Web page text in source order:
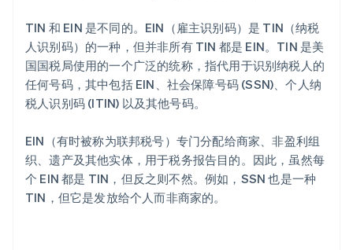
TIN 和 EIN 是不同的。EIN（雇主识别码）是 TIN（纳税
人识别码）的一种，但并非所有 TIN 都是 EIN。TIN 是美
国国税局使用的一个广泛的统称，指代用于识别纳税人的
任何号码，其中包括 EIN、社会保障号码 (SSN)、个人纳
税人识别码 (ITIN) 以及其他号码。
EIN（有时被称为联邦税号）专门分配给商家、非盈利组
织、遗产及其他实体，用于税务报告目的。因此，虽然每
个 EIN 都是 TIN，但反之则不然。例如，SSN 也是一种
TIN，但它是发放给个人而非商家的。